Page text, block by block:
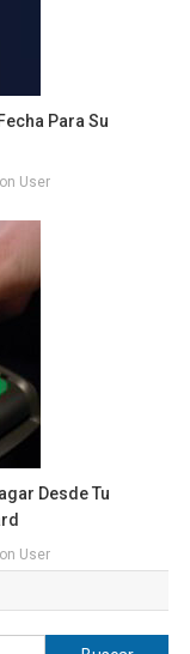
Para Su
User
Desde Tu
User
Buscar: